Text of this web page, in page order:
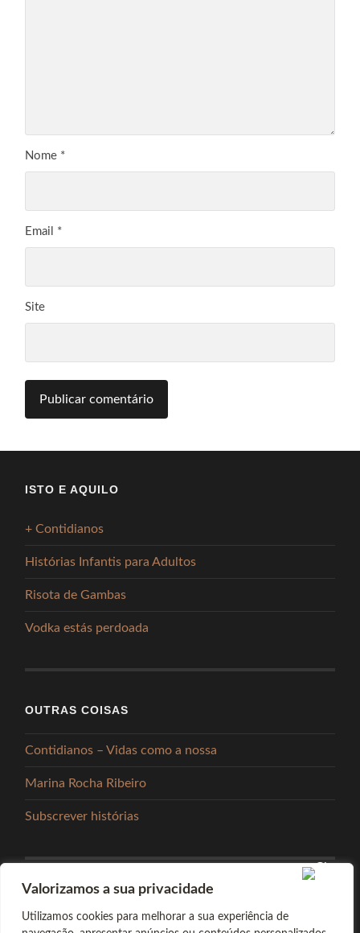
Valorizamos a sua privacidade
Utilizamos cookies para melhorar a sua experiência de
Nome *
Email *
Site
ISTO E AQUILO
+ Contidianos
Histórias Infantis para Adultos
Risota de Gambas
Vodka estás perdoada
OUTRAS COISAS
Contidianos – Vidas como a nossa
Marina Rocha Ribeiro
Subscrever histórias